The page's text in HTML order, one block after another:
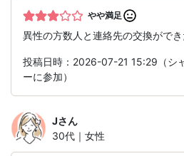
やや満足
異性の方数人と連絡先の交換ができ
投稿日時：2026-07-21 15:29（シ
ーに参加）
Jさん
30代｜女性